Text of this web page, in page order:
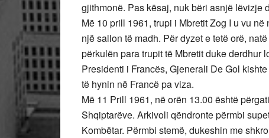
gjithmonë. Pas kësaj, nuk bëri asnjë lëvizje
Më 10 prill 1961, trupi i Mbretit Zog I u vu
një sallon të madh. Për dyzet e tetë orë,
përkulën para trupit të Mbretit duke derdhur
Presidenti i Francës, Gjenerali De Gol
të hynin në Francë pa viza.
Më 11 Prill 1961, në orën 13.00 është
Shqiptarëve. Arkivoli qëndronte përmbi
Kombëtar. Përmbi stemë, dukeshin me